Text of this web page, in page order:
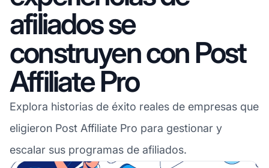
afiliados se
construyen con Post
Affiliate Pro
Explora historias de éxito reales de empresas que
eligieron Post Affiliate Pro para gestionar y
escalar sus programas de afiliados.